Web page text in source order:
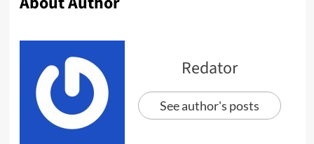
Redator
See author's posts